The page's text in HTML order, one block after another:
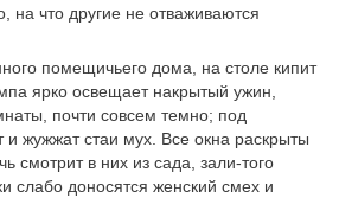
на что другие не отваживаются
помещичьего дома, на столе кипит
ярко освещает накрытый ужин,
почти совсем темно; под
и жужжат стаи мух. Все окна раскрыты
смотрит в них из сада, зали-того
слабо доносятся женский смех и